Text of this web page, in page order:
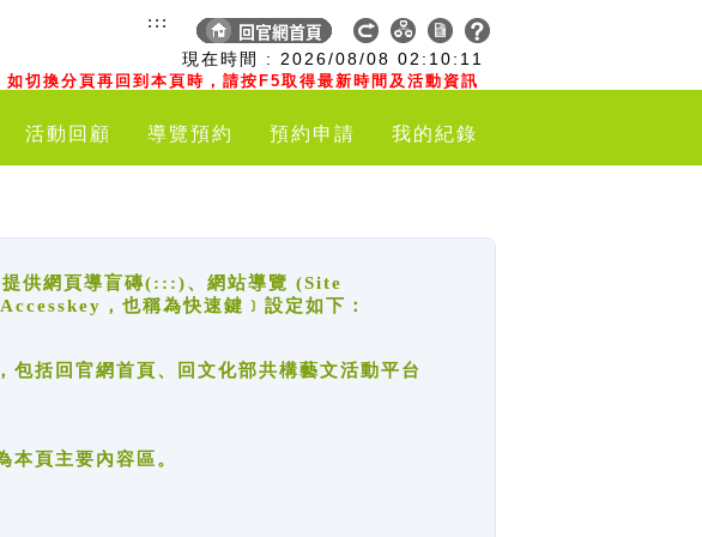
現在時間 : 2026/08/08 02:10:12
如切換分頁再回到本頁時，請按F5取得最新時間及活動資訊
:::
活動回顧 導覽預約 預約申請 我的紀錄
提供網頁導盲磚(:::)、網站導覽 (Site
，也稱為快速鍵﹞設定如下：
回官網首頁、回文化部共構藝文活動平台
頁主要內容區。